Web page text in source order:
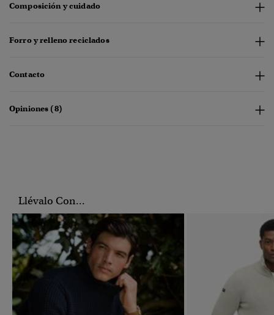
Composición y cuidado
Forro y relleno reciclados
Contacto
Opiniones (8)
Llévalo Con...